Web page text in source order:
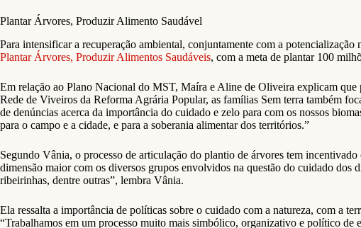
Plantar Árvores, Produzir Alimento Saudável
Para intensificar a recuperação ambiental, conjuntamente com a
Plantar Árvores, Produzir Alimentos Saudáveis, com a meta de plantar 100
Em relação ao Plano Nacional do MST, Maíra e Aline de Oliveira explicam que
Rede de Viveiros da Reforma Agrária Popular, as famílias Sem terra também
de denúncias acerca da importância do cuidado e zelo para com os nossos
para o campo e a cidade, e para a soberania alimentar dos territórios.”
Segundo Vânia, o processo de articulação do plantio de árvores tem
dimensão maior com os diversos grupos envolvidos na questão do cuidado
ribeirinhas, dentre outras”, lembra Vânia.
Ela ressalta a importância de políticas sobre o cuidado com a natureza, com a
“Trabalhamos em um processo muito mais simbólico, organizativo e político de